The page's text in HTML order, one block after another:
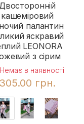
кашеміровий
палантин
яскравий
LEONORA
з сірим
Немає в наявності
305.00 грн.